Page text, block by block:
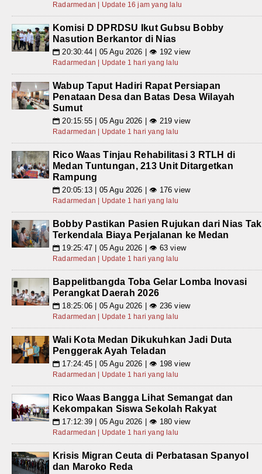
Radarmedan | Update 16 jam yang lalu
Komisi D DPRDSU Ikut Gubsu Bobby
Nasution Berkantor di Nias
📅 20:30:44 | 05 Agu 2026 | 👁 192 view
Radarmedan | Update 1 hari yang lalu
Wabup Taput Hadiri Rapat Persiapan
Penataan Desa dan Batas Desa Wilayah
Sumut
📅 20:15:55 | 05 Agu 2026 | 👁 219 view
Radarmedan | Update 1 hari yang lalu
Rico Waas Tinjau Rehabilitasi 3 RTLH di
Medan Tuntungan, 213 Unit Ditargetkan
Rampung
📅 20:05:13 | 05 Agu 2026 | 👁 176 view
Radarmedan | Update 1 hari yang lalu
Bobby Pastikan Pasien Rujukan dari Nias Tak
Terkendala Biaya Perjalanan ke Medan
📅 19:25:47 | 05 Agu 2026 | 👁 63 view
Radarmedan | Update 1 hari yang lalu
Bappelitbangda Toba Gelar Lomba Inovasi
Perangkat Daerah 2026
📅 18:25:06 | 05 Agu 2026 | 👁 236 view
Radarmedan | Update 1 hari yang lalu
Wali Kota Medan Dikukuhkan Jadi Duta
Penggerak Ayah Teladan
📅 17:24:45 | 05 Agu 2026 | 👁 198 view
Radarmedan | Update 1 hari yang lalu
Rico Waas Bangga Lihat Semangat dan
Kekompakan Siswa Sekolah Rakyat
📅 17:12:39 | 05 Agu 2026 | 👁 180 view
Radarmedan | Update 1 hari yang lalu
Krisis Migran Ceuta di Perbatasan Spanyol
dan Maroko Reda